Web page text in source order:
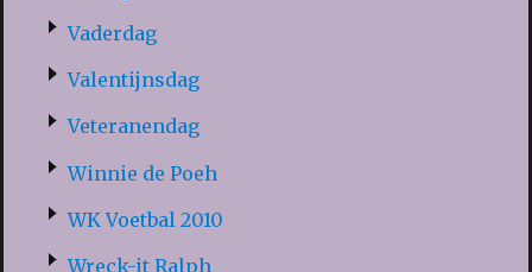
Vaderdag
Valentijnsdag
Veteranendag
Winnie de Poeh
WK Voetbal 2010
Wreck-it Ralph